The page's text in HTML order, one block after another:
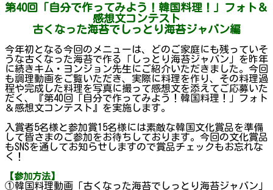
第40回「自分で作ってみよう！韓国料理！」フォト＆
感想文コンテスト
古くなった海苔でしっとり海苔ジャバン編
今年初となる今回のメニューは、どのご家庭にも残っていそ
うな古くなった海苔で作る「しっとり海苔ジャバン」を昨年
に続きキム・ヨンジョン先生にご紹介いただきました。今回
も調理動画をご覧いただき、実際に料理を作り、その料理過
程や完成した料理を写真に撮って感想文を添えてご応募いた
だく、『第40回「自分で作ってみよう！韓国料理！」フォト
＆感想文コンテスト』を実施します。
入賞者5名様と参加賞15名様には素敵な韓国文化賞品を準備
して皆さまのご参加をお待ちしております。今回の文化賞品
もSNSを通してお知らせしますので賞品チェックもお忘れな
く！
【参加方法】
①韓国料理動画「古くなった海苔でしっとり海苔ジャバン」